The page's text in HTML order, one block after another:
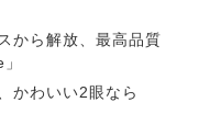
から解放、最高品質
かわいい2眼なら